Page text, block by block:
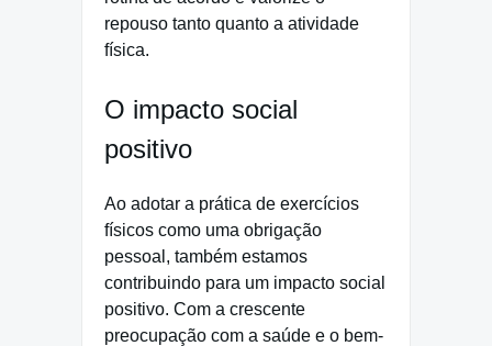
repouso tanto quanto a atividade
física.
O impacto social
positivo
Ao adotar a prática de exercícios
físicos como uma obrigação
pessoal, também estamos
contribuindo para um impacto social
positivo. Com a crescente
preocupação com a saúde e o bem-